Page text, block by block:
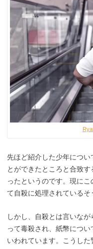
先ほど紹介した少年につ
とができたところと合致
ったというのです。現に
て自殺に処理されているそ
しかし、自殺とは言いな
って毒殺され、紙幣につ
いわれています。こうし